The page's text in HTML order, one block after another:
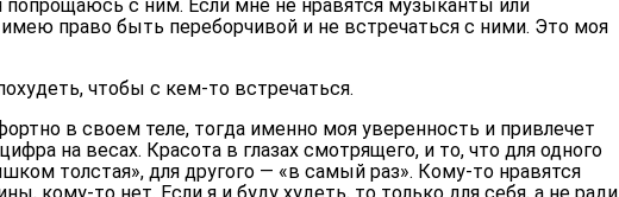
попрощаюсь с ним. Если мне не нравятся музыканты или
право быть переборчивой и не встречаться с ними. Это моя
чтобы с кем-то встречаться.
в своем теле, тогда именно моя уверенность и привлечет
на весах. Красота в глазах смотрящего, и то, что для одного
толстая», для другого — «в самый раз». Кому-то нравятся
кому-то нет. Если я и буду худеть, то только для себя, а не ради